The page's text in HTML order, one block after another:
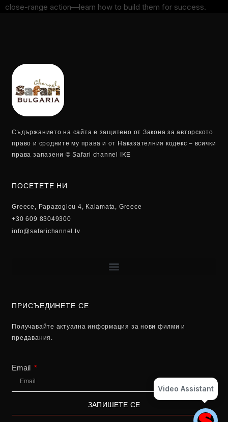
close-range action—learn how to build them for success.
Съдържанието на сайта е защитено от Закона за авторското
право и сродните му права и от Наказателния кодекс – всички
права запазени © Safari channel IKE
ПОСЕТЕТЕ НИ
Greece, Papazoglou 4, Kalamata, Greece
+30 609 83049300
info@safarichannel.tv
ПРИСЪЕДИНЕТЕ СЕ
Получавайте актуална информация за нови филми и
предавания.
Email
ЗАПИШЕТЕ СЕ
Video Assistant